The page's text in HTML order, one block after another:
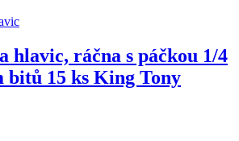
hlavic, ráčna s páčkou 1/4
bitů 15 ks King Tony